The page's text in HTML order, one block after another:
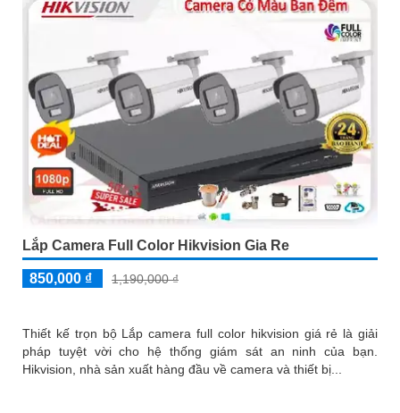
Lắp Camera Full Color Hikvision Gia Re
850,000 ₫ 1,190,000 ₫
Thiết kế trọn bộ Lắp camera full color hikvision giá rẻ là giải
pháp tuyệt vời cho hệ thống giám sát an ninh của bạn.
Hikvision, nhà sản xuất hàng đầu về camera và thiết bị...